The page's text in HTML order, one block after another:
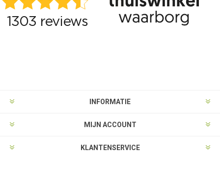
INFORMATIE
MIJN ACCOUNT
KLANTENSERVICE